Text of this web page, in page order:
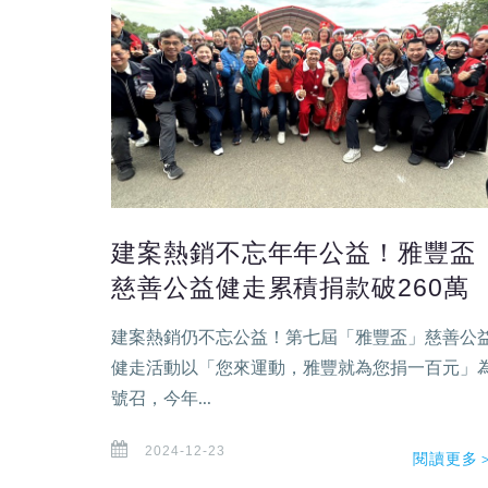
建案熱銷不忘年年公益！雅豐盃
慈善公益健走累積捐款破260萬
建案熱銷仍不忘公益！第七屆「雅豐盃」慈善公
健走活動以「您來運動，雅豐就為您捐一百元」
號召，今年...
2024-12-23 閱讀更多